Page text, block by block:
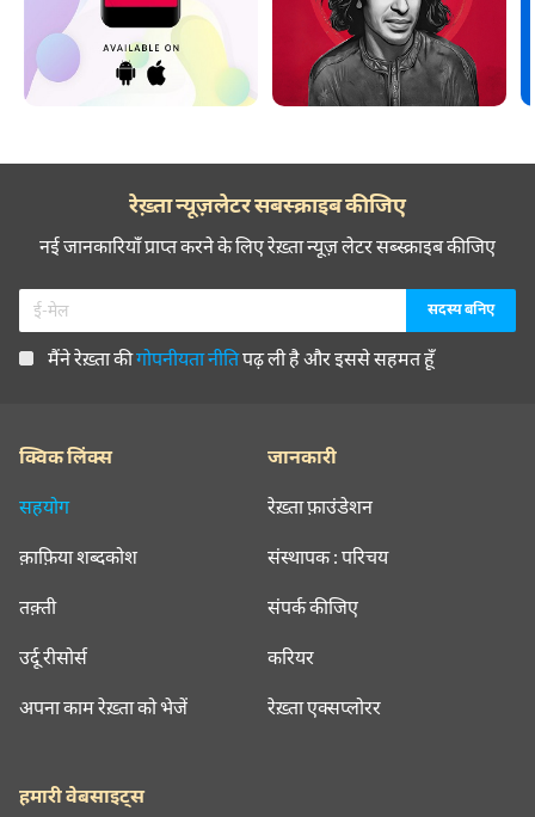
रेख़्ता न्यूज़लेटर सबस्क्राइब कीजिए
नई जानकारियाँ प्राप्त करने के लिए रेख़्ता न्यूज़ लेटर सब्स्क्राइब कीजिए
मैंने रेख़्ता कीगोपनीयता नीतिपढ़ ली है और इससे सहमत हूँ
क्विक लिंक्स
सहयोग
क़ाफ़िया शब्दकोश
तक़्ती
उर्दू रीसोर्स
अपना काम रेख़्ता को भेजें
जानकारी
रेख़्ता फ़ाउंडेशन
संस्थापक : परिचय
संपर्क कीजिए
करियर
रेख़्ता एक्सप्लोरर
हमारी वेबसाइट्स